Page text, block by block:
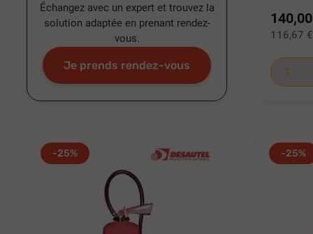
Échangez avec un expert et trouvez la
solution adaptée en prenant rendez-
vous.
Je prends rendez-vous
116,67 €
-25% -25%